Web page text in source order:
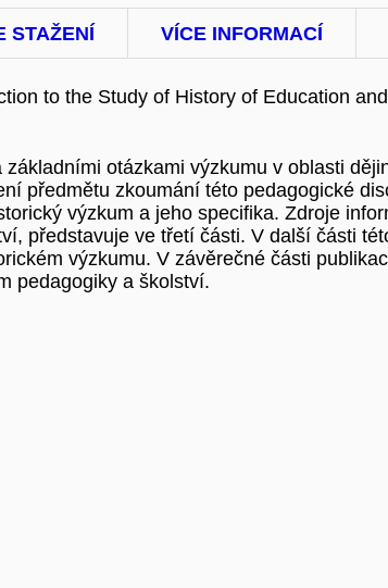
STAŽENÍ VÍCE INFORMACÍ
to the Study of History of Education
základními otázkami výzkumu v oblasti
předmětu zkoumání této pedagogické
výzkum a jeho specifika. Zdroje
představuje ve třetí části. V další části
výzkumu. V závěrečné části
pedagogiky a školství.